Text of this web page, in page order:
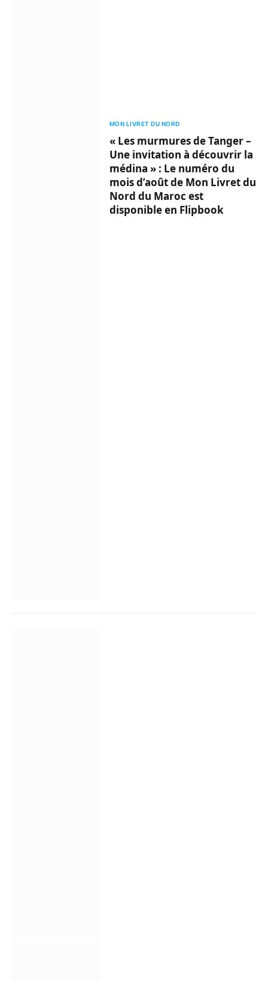
MON LIVRET DU NORD
« Les murmures de Tanger –
Une invitation à découvrir la
médina » : Le numéro du
mois d’août de Mon Livret du
Nord du Maroc est
disponible en Flipbook